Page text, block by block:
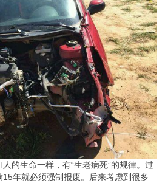
的生命一样，有“生老病死”的规律。过
年就必须强制报废。后来考虑到很多